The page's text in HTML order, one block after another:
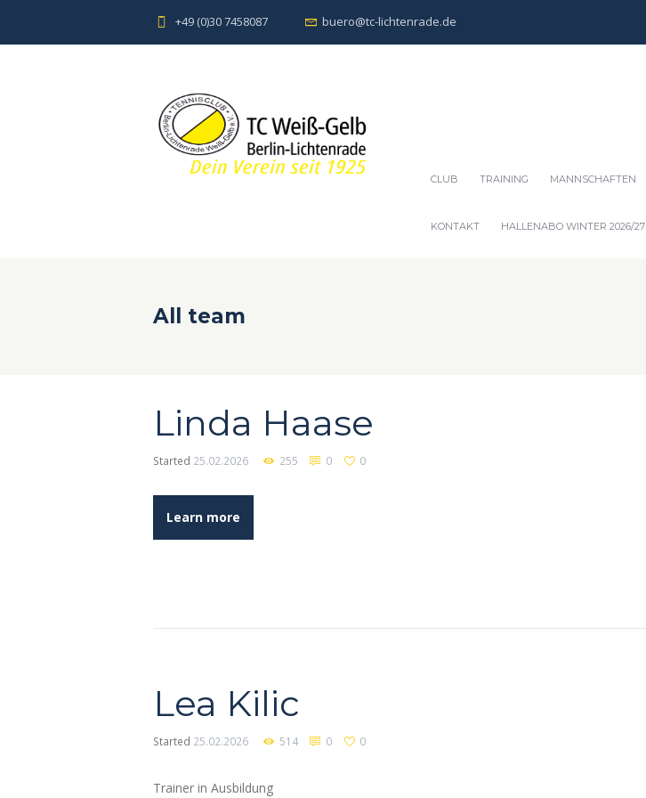
+49 (0)30 7458087 buero@tc-lichtenrade.de
CLUB TRAINING MANNSCHAFTEN
KONTAKT HALLENABO WINTER 2026/27
All team
Linda Haase
Started 25.02.2026 255 0 0
Learn more
Lea Kilic
Started 25.02.2026 514 0 0
Trainer in Ausbildung